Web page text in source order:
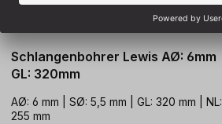
Schlangenbohrer Lewis AØ: 6mm
GL: 320mm
AØ: 6 mm | SØ: 5,5 mm | GL: 320 mm | NL:
255 mm